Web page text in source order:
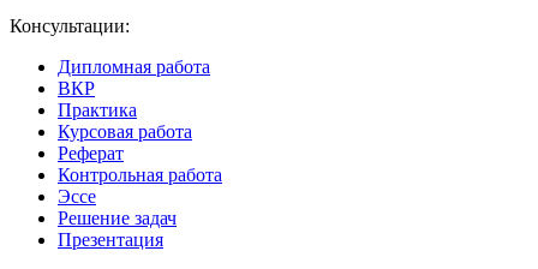
Консультации:
Дипломная работа
ВКР
Практика
Курсовая работа
Реферат
Контрольная работа
Эссе
Решение задач
Презентация